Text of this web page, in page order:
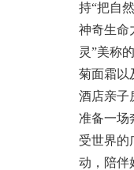
持“把自
神奇生命
灵”美称
菊面霜以
酒店亲子
准备一场
受世界的
动，陪伴